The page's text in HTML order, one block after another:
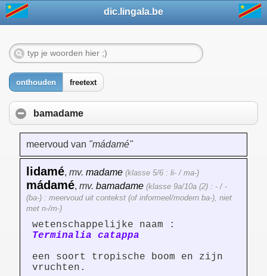
dic.lingala.be
onthouden freetext
bamadame
meervoud van "mádamé"
lidamé, mv. madame (klasse 5/6 : li- / ma-)
mádamé, mv. bamadame (klasse 9a/10a (2) : - / -
(ba-) : meervoud uit contekst (of informeel/modern ba-), niet
met n-/m-)
wetenschappelijke naam :
Terminalia catappa
een soort tropische boom en zijn
vruchten.